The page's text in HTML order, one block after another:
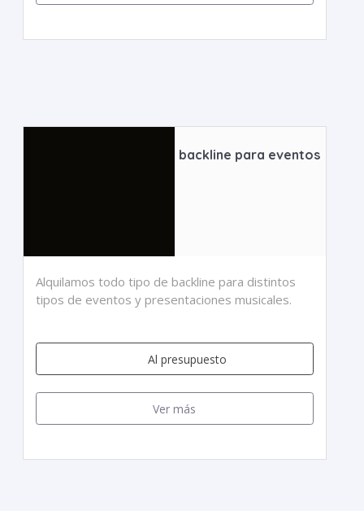
backline para eventos
Alquilamos todo tipo de backline para distintos
tipos de eventos y presentaciones musicales.
Al presupuesto
Ver más